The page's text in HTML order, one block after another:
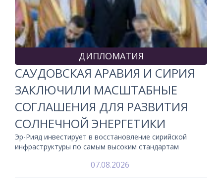
ДИПЛОМАТИЯ
САУДОВСКАЯ АРАВИЯ И СИРИЯ
ЗАКЛЮЧИЛИ МАСШТАБНЫЕ
СОГЛАШЕНИЯ ДЛЯ РАЗВИТИЯ
СОЛНЕЧНОЙ ЭНЕРГЕТИКИ
Эр-Рияд инвестирует в восстановление сирийской
инфраструктуры по самым высоким стандартам
07.08.2026